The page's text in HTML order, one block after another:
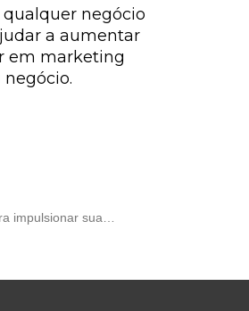
qualquer negócio
a aumentar
em marketing
impulsionar sua…